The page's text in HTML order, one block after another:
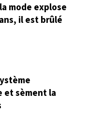
mode explose
il est brûlé
et sèment la